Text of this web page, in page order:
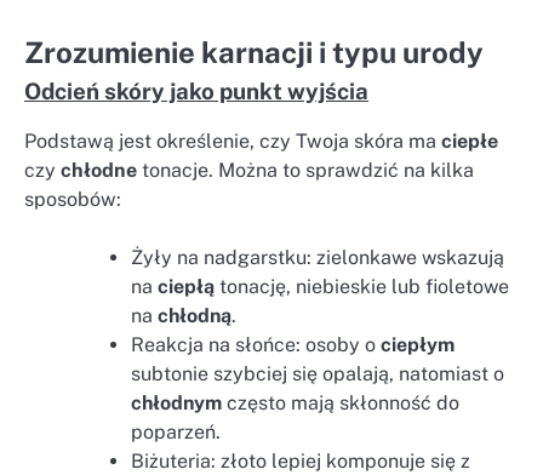
Zrozumienie karnacji i typu urody
Odcień skóry jako punkt wyjścia
Podstawą jest określenie, czy Twoja skóra ma ciepłe
czy chłodne tonacje. Można to sprawdzić na kilka
sposobów:
Żyły na nadgarstku: zielonkawe wskazują
na ciepłą tonację, niebieskie lub fioletowe
na chłodną.
Reakcja na słońce: osoby o ciepłym
subtonie szybciej się opalają, natomiast o
chłodnym często mają skłonność do
poparzeń.
Biżuteria: złoto lepiej komponuje się z